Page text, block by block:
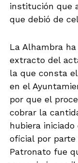
institución que
que debió de
La Alhambra
extracto del
la que consta
en el
por que el
cobrar la
hubiera
oficial por
Patronato fue